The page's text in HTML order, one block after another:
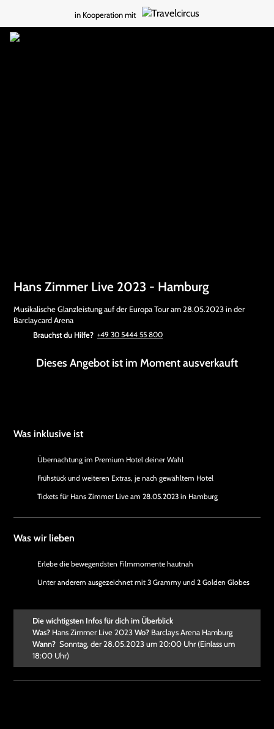
in Kooperation mit
Hans Zimmer Live 2023 - Hamburg
Musikalische Glanzleistung auf der Europa Tour am 28.05.2023 in der
Barclaycard Arena
Brauchst du Hilfe? +49 30 5444 55 800
Dieses Angebot ist im Moment ausverkauft
Was inklusive ist
Übernachtung im Premium Hotel deiner Wahl
Frühstück und weiteren Extras, je nach gewähltem Hotel
Tickets für Hans Zimmer Live am 28.05.2023 in Hamburg
Was wir lieben
Erlebe die bewegendsten Filmmomente hautnah
Unter anderem ausgezeichnet mit 3 Grammy und 2 Golden Globes
Die wichtigsten Infos für dich im Überblick
Was? Hans Zimmer Live 2023Wo? Barclays Arena Hamburg
Wann? Sonntag, der 28.05.2023 um 20:00 Uhr (Einlass um
18:00 Uhr)